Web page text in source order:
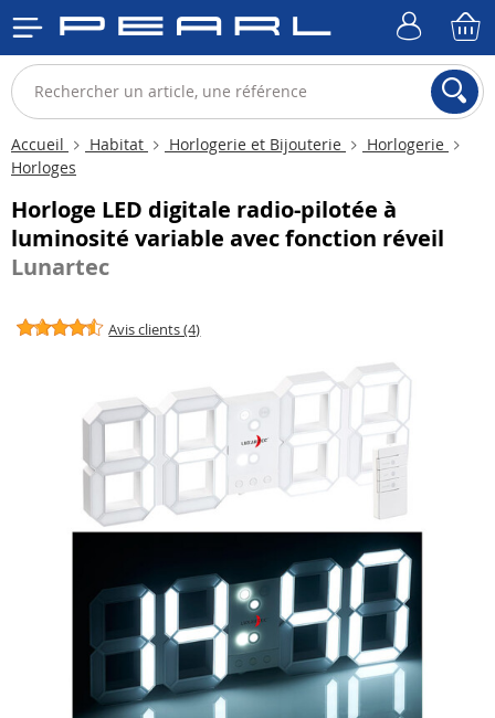
Accueil Habitat Horlogerie et Bijouterie
Horlogerie
Horloges
Horloge LED digitale radio-pilotée à
luminosité variable avec fonction réveil
Lunartec
Avis clients (4)